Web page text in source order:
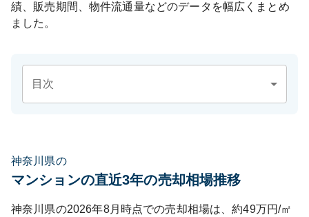
績、販売期間、物件流通量などのデータを幅広くまとめ
ました。
目次
神奈川県の
マンションの直近3年の売却相場推移
神奈川県の2026年8月時点での売却相場は、約49万円/㎡